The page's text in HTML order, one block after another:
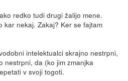
redko tudi drugi žalijo mene.
kar nekaj. Zakaj? Ker se fajtam
intelektualci skrajno nestrpni,
nestrpni, da (ko jim zmanjka
v svoji togoti.